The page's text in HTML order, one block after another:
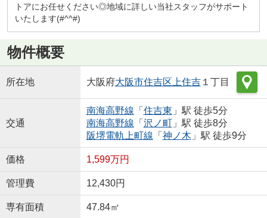
トアにお任せください◎地域に詳しい当社スタッフがサポート
いたします(#^^#)
物件概要
所在地 大阪府大阪市住吉区 上住吉１丁目
交通
南海高野線 「 住吉東 」駅 徒歩5分
南海高野線 「 沢ノ町」駅 徒歩8分
阪堺電軌上町線 「 神ノ木 」駅 徒歩9分
価格 1,599万円
管理費 12,430円
専有面積 47.84㎡